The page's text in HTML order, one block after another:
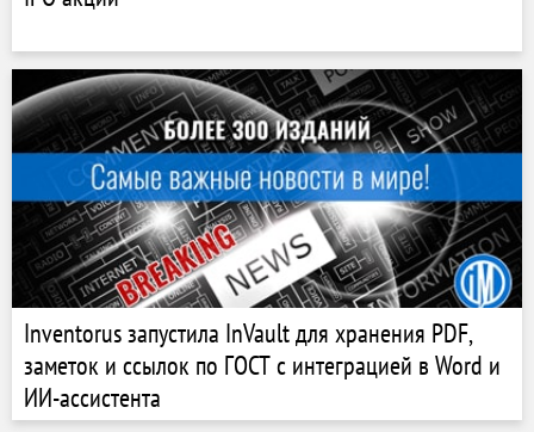
Inventorus запустила InVault для хранения PDF,
заметок и ссылок по ГОСТ с интеграцией в Word и
ИИ-ассистента